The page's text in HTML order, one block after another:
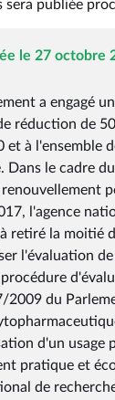
sera publiée
le 27 octobre
a engagé
réduction de
et à l'ensemble
Dans le cadre
l'agence
retiré la moitié
l'évaluation
2009 du
d'un usage
pratique et
de